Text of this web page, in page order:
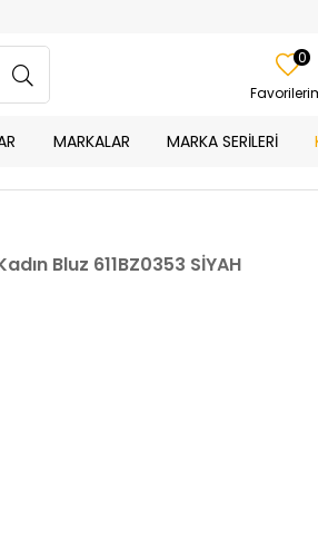
0
MARKALAR MARKA SERİLERİ
Bluz 611BZ0353 SİYAH